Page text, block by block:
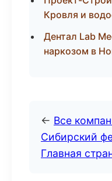
Кровля и
Дентал Lab
наркозом в
← Все
Сибирский
Главная